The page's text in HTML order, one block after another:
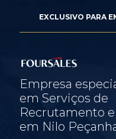
EXCLUSIVO PARA
Empresa
em Serviços de
Recrutamento e
em Nilo